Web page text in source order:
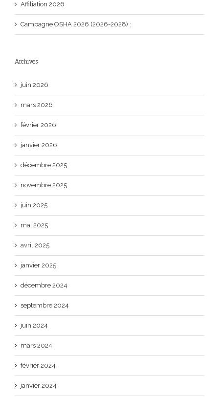
Affiliation 2026
Campagne OSHA 2026 (2026-2028) :
Archives
juin 2026
mars 2026
février 2026
janvier 2026
décembre 2025
novembre 2025
juin 2025
mai 2025
avril 2025
janvier 2025
décembre 2024
septembre 2024
juin 2024
mars 2024
février 2024
janvier 2024